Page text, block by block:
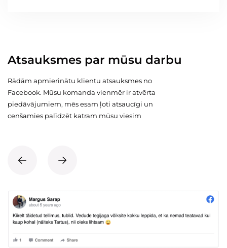
Atsauksmes par mūsu darbu
Rādām apmierinātu klientu atsauksmes no
Facebook. Mūsu komanda vienmēr ir atvērta
piedāvājumiem, mēs esam ļoti atsaucīgi un
cenšamies palīdzēt katram mūsu viesim